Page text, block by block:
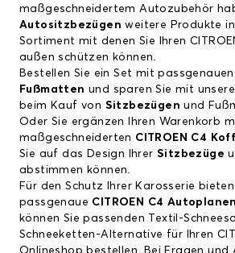
maßgeschneidertem Autozubehör
Autositzbezügen weitere Produkte
Sortiment mit denen Sie Ihren
außen schützen können.
Bestellen Sie ein Set mit passgenauen
Fußmatten und sparen Sie mit
beim Kauf von Sitzbezügen und
Oder Sie ergänzen Ihren Warenkorb
maßgeschneiderten CITROEN C4
Sie auf das Design Ihrer Sitzbezüge
abstimmen können.
Für den Schutz Ihrer Karosserie
passgenaue CITROEN C4 Autoplanen
können Sie passenden Textil-
Schneeketten-Alternative für Ihren